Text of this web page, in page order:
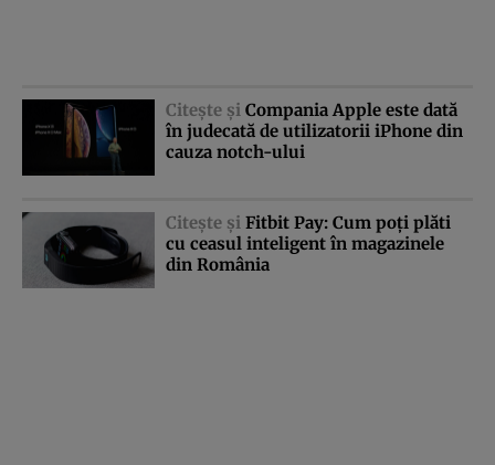
Citeşte şi Compania Apple este dată
în judecată de utilizatorii iPhone din
cauza notch-ului
Citeşte şi Fitbit Pay: Cum poţi plăti
cu ceasul inteligent în magazinele
din România